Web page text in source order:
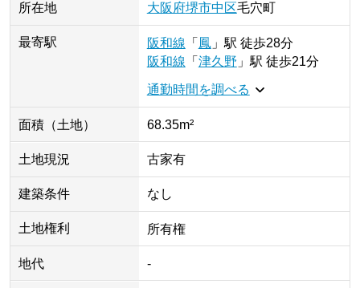
所在地 大阪府堺市中区毛穴町
最寄駅 阪和線 「 鳳」 駅 徒歩28分
阪和線 「 津久野 」 駅 徒歩21分
通勤時間を調べる
面積（土地） 68.35m²
土地現況 古家有
建築条件 なし
土地権利 所有権
地代 -